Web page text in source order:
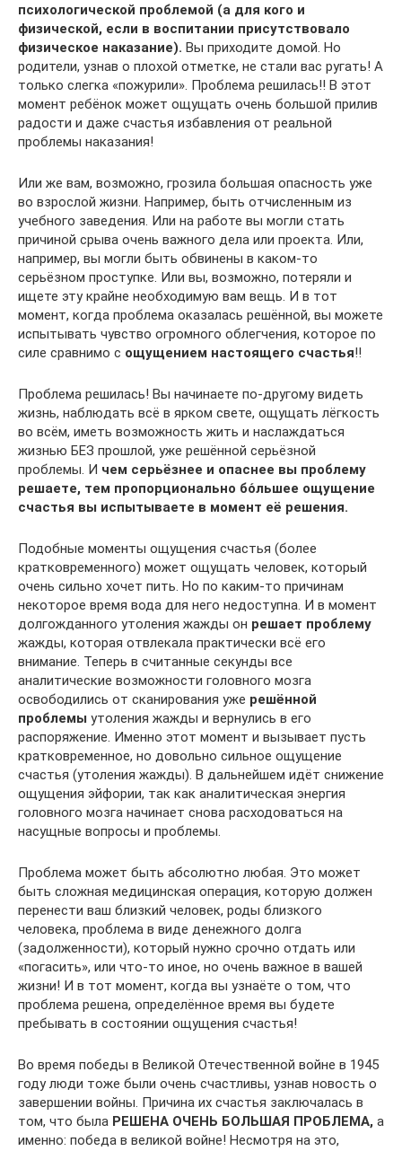
психологической проблемой (а для кого и
физической, если в воспитании присутствовало
физическое наказание). Вы приходите домой. Но
родители, узнав о плохой отметке, не стали вас ругать! А
только слегка «пожурили». Проблема решилась!! В этот
момент ребёнок может ощущать очень большой прилив
радости и даже счастья избавления от реальной
проблемы наказания!
Или же вам, возможно, грозила большая опасность уже
во взрослой жизни. Например, быть отчисленным из
учебного заведения. Или на работе вы могли стать
причиной срыва очень важного дела или проекта. Или,
например, вы могли быть обвинены в каком-то
серьёзном проступке. Или вы, возможно, потеряли и
ищете эту крайне необходимую вам вещь. И в тот
момент, когда проблема оказалась решённой, вы можете
испытывать чувство огромного облегчения, которое по
силе сравнимо с ощущением настоящего счастья!!
Проблема решилась! Вы начинаете по-другому видеть
жизнь, наблюдать всё в ярком свете, ощущать лёгкость
во всём, иметь возможность жить и наслаждаться
жизнью БЕЗ прошлой, уже решённой серьёзной
проблемы. И чем серьёзнее и опаснее вы проблему
решаете, тем пропорционально бо́льшее ощущение
счастья вы испытываете в момент её решения.
Подобные моменты ощущения счастья (более
кратковременного) может ощущать человек, который
очень сильно хочет пить. Но по каким-то причинам
некоторое время вода для него недоступна. И в момент
долгожданного утоления жажды он решает проблему
жажды, которая отвлекала практически всё его
внимание. Теперь в считанные секунды все
аналитические возможности головного мозга
освободились от сканирования уже решённой
проблемы утоления жажды и вернулись в его
распоряжение. Именно этот момент и вызывает пусть
кратковременное, но довольно сильное ощущение
счастья (утоления жажды). В дальнейшем идёт снижение
ощущения эйфории, так как аналитическая энергия
головного мозга начинает снова расходоваться на
насущные вопросы и проблемы.
Проблема может быть абсолютно любая. Это может
быть сложная медицинская операция, которую должен
перенести ваш близкий человек, роды близкого
человека, проблема в виде денежного долга
(задолженности), который нужно срочно отдать или
«погасить», или что-то иное, но очень важное в вашей
жизни! И в тот момент, когда вы узнаёте о том, что
проблема решена, определённое время вы будете
пребывать в состоянии ощущения счастья!
Во время победы в Великой Отечественной войне в 1945
году люди тоже были очень счастливы, узнав новость о
завершении войны. Причина их счастья заключалась в
том, что была РЕШЕНА ОЧЕНЬ БОЛЬШАЯ ПРОБЛЕМА, а
именно: победа в великой войне! Несмотря на это,